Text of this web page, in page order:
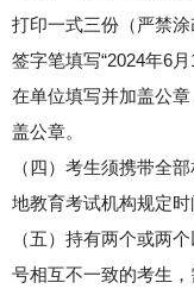
打印一式三份（严禁
签字笔填写“2024年6
在单位填写并加盖公
盖公章。
（四）考生须携带全
地教育考试机构规定时
（五）持有两个或两
号相互不一致的考生